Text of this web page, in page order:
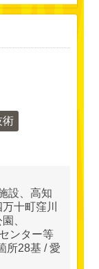
術
設、高知
十町窪川
、
ンター等
所28基 / 愛